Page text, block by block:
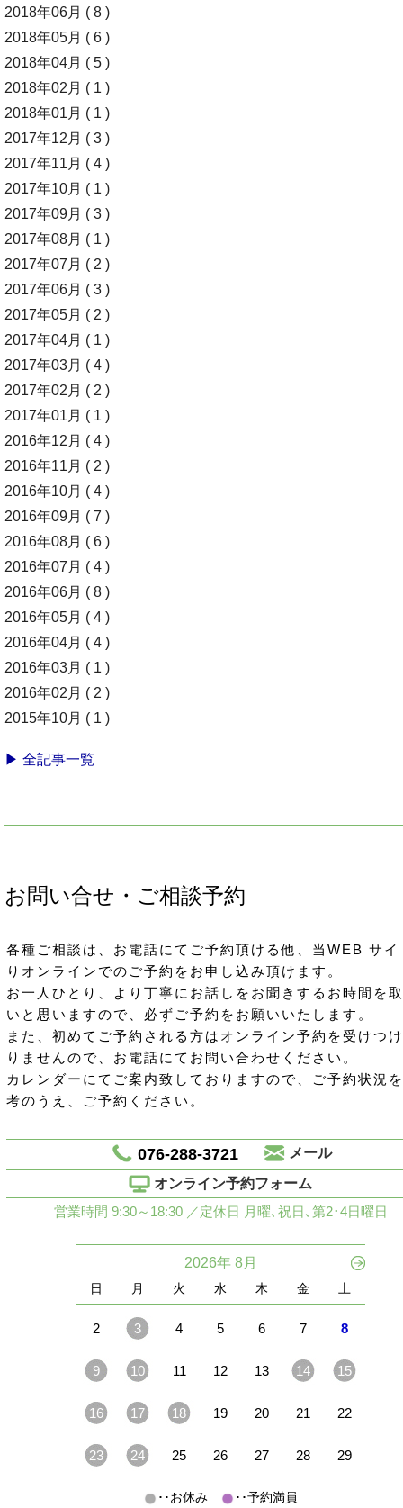
2018年06月 ( 8 )
2018年05月 ( 6 )
2018年04月 ( 5 )
2018年02月 ( 1 )
2018年01月 ( 1 )
2017年12月 ( 3 )
2017年11月 ( 4 )
2017年10月 ( 1 )
2017年09月 ( 3 )
2017年08月 ( 1 )
2017年07月 ( 2 )
2017年06月 ( 3 )
2017年05月 ( 2 )
2017年04月 ( 1 )
2017年03月 ( 4 )
2017年02月 ( 2 )
2017年01月 ( 1 )
2016年12月 ( 4 )
2016年11月 ( 2 )
2016年10月 ( 4 )
2016年09月 ( 7 )
2016年08月 ( 6 )
2016年07月 ( 4 )
2016年06月 ( 8 )
2016年05月 ( 4 )
2016年04月 ( 4 )
2016年03月 ( 1 )
2016年02月 ( 2 )
2015年10月 ( 1 )
▶ 全記事一覧
お問い合せ・ご相談予約
各種ご相談は、お電話にてご予約頂ける他、当WEB サイ
りオンラインでのご予約をお申し込み頂けます。
お一人ひとり、より丁寧にお話しをお聞きするお時間を
いと思いますので、必ずご予約をお願いいたします。
また、初めてご予約される方はオンライン予約を受けつ
りませんので、お電話にてお問い合わせください。
カレンダーにてご案内致しておりますので、ご予約状況
考のうえ、ご予約ください。
076-288-3721
メール
オンライン予約フォーム
営業時間 9:30～18:30 ／定休日 月曜､祝日､第2･4日曜日
2026年 8月
日 月 火 水 木 金 土
2 3 4 5 6 7 8
9 10 11 12 13 14 15
16 17 18 19 20 21 22
23 24 25 26 27 28 29
･･お休み ･･予約満員